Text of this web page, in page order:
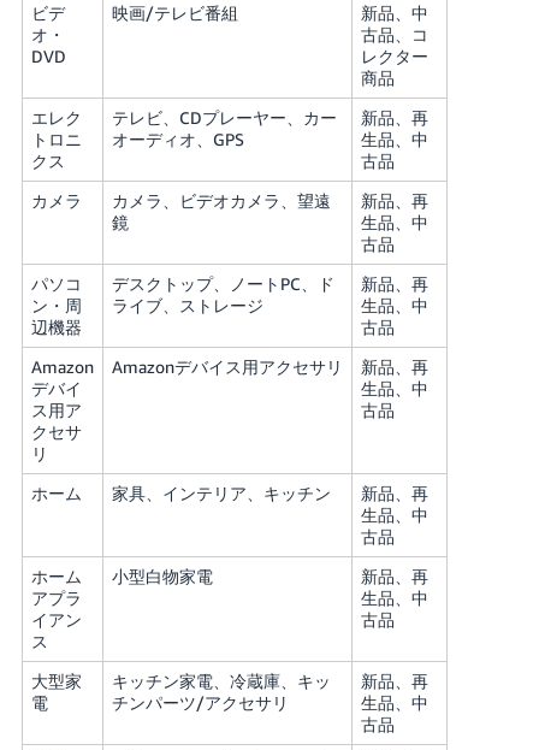
ビデ
オ・
DVD
映画/テレビ番組
新品、中
古品、コ
レクター
商品
エレク
トロニ
クス
テレビ、CDプレーヤー、カー
オーディオ、GPS
新品、再
生品、中
古品
カメラ
カメラ、ビデオカメラ、望遠
鏡
新品、再
生品、中
古品
パソコ
ン・周
辺機器
デスクトップ、ノートPC、ド
ライブ、ストレージ
新品、再
生品、中
古品
Amazon
デバイ
ス用ア
クセサ
リ
Amazonデバイス用アクセサリ
新品、再
生品、中
古品
ホーム 家具、インテリア、キッチン
新品、再
生品、中
古品
ホーム
アプラ
イアン
ス
小型白物家電
新品、再
生品、中
古品
大型家
電
キッチン家電、冷蔵庫、キッ
チンパーツ/アクセサリ
新品、再
生品、中
古品